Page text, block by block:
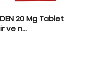
20 Mg Tablet
ve n...